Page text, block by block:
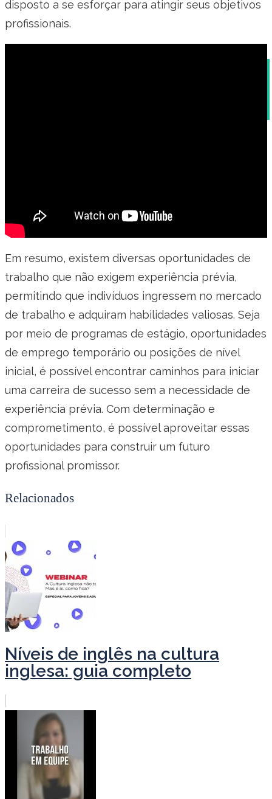
disposto a se esforçar para atingir seus objetivos
profissionais.
Em resumo, existem diversas oportunidades de
trabalho que não exigem experiência prévia,
permitindo que indivíduos ingressem no mercado
de trabalho e adquiram habilidades valiosas. Seja
por meio de programas de estágio, oportunidades
de emprego temporário ou posições de nível
inicial, é possível encontrar caminhos para iniciar
uma carreira de sucesso sem a necessidade de
experiência prévia. Com determinação e
comprometimento, é possível aproveitar essas
oportunidades para construir um futuro
profissional promissor.
Relacionados
Níveis de inglês na cultura
inglesa: guia completo